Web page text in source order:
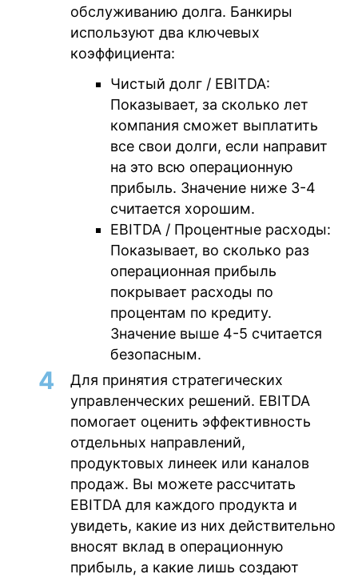
обслуживанию долга. Банкиры
используют два ключевых
коэффициента:
Чистый долг / EBITDA:
Показывает, за сколько лет
компания сможет выплатить
все свои долги, если направит
на это всю операционную
прибыль. Значение ниже 3-4
считается хорошим.
EBITDA / Процентные расходы:
Показывает, во сколько раз
операционная прибыль
покрывает расходы по
процентам по кредиту.
Значение выше 4-5 считается
безопасным.
Для принятия стратегических
управленческих решений. EBITDA
помогает оценить эффективность
отдельных направлений,
продуктовых линеек или каналов
продаж. Вы можете рассчитать
EBITDA для каждого продукта и
увидеть, какие из них действительно
вносят вклад в операционную
прибыль, а какие лишь создают